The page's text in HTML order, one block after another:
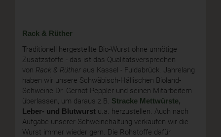
Rack & Rüther
Traditionell hergestellte Bio-Wurst ohne unnötige
Zusatzstoffe - das ist das Qualitätsversprechen
von Rack & Rüther aus Kassel - Fuldabrück. Jahrelang
haben wir unsere Schwäbisch-Hällischen Bioland-
Schweine Dr. Gernot Peppler und seinen Mitarbeitern
überlassen, um daraus z.B. Stracke Mettwürste,
Leber- und Blutwurst u.a. herzustellen. Auch nach
Aufgabe unserer Schweinehaltung verkaufen wir die
Wurst immer wieder gern. Die Rohstoffe dafür